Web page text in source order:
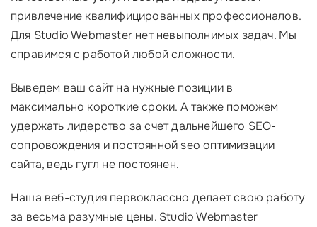
привлечение квалифицированных профессионалов.
Для Studio Webmaster нет невыполнимых задач. Мы
справимся с работой любой сложности.
Выведем ваш сайт на нужные позиции в
максимально короткие сроки. А также поможем
удержать лидерство за счет дальнейшего SEO-
сопровождения и постоянной seo оптимизации
сайта, ведь гугл не постоянен.
Наша веб-студия первоклассно делает свою работу
за весьма разумные цены. Studio Webmaster